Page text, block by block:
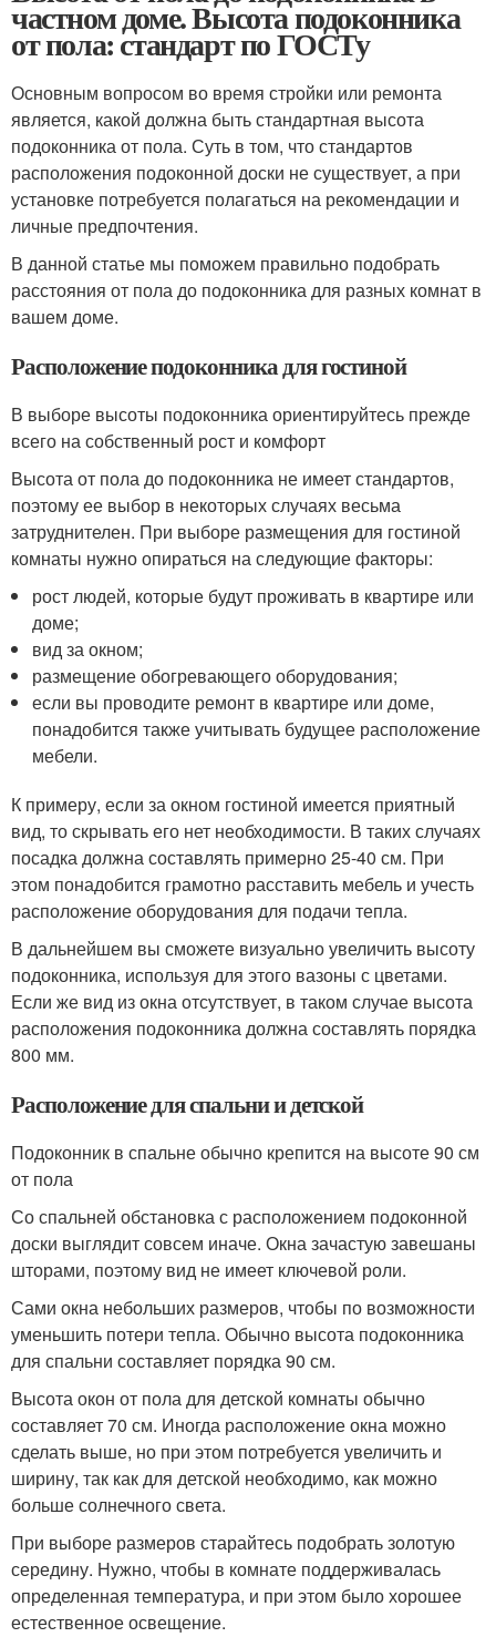
частном доме. Высота подоконника
от пола: стандарт по ГОСТу
Основным вопросом во время стройки или ремонта
является, какой должна быть стандартная высота
подоконника от пола. Суть в том, что стандартов
расположения подоконной доски не существует, а при
установке потребуется полагаться на рекомендации и
личные предпочтения.
В данной статье мы поможем правильно подобрать
расстояния от пола до подоконника для разных комнат в
вашем доме.
Расположение подоконника для гостиной
В выборе высоты подоконника ориентируйтесь прежде
всего на собственный рост и комфорт
Высота от пола до подоконника не имеет стандартов,
поэтому ее выбор в некоторых случаях весьма
затруднителен. При выборе размещения для гостиной
комнаты нужно опираться на следующие факторы:
рост людей, которые будут проживать в квартире или
доме;
вид за окном;
размещение обогревающего оборудования;
если вы проводите ремонт в квартире или доме,
понадобится также учитывать будущее расположение
мебели.
К примеру, если за окном гостиной имеется приятный
вид, то скрывать его нет необходимости. В таких случаях
посадка должна составлять примерно 25-40 см. При
этом понадобится грамотно расставить мебель и учесть
расположение оборудования для подачи тепла.
В дальнейшем вы сможете визуально увеличить высоту
подоконника, используя для этого вазоны с цветами.
Если же вид из окна отсутствует, в таком случае высота
расположения подоконника должна составлять порядка
800 мм.
Расположение для спальни и детской
Подоконник в спальне обычно крепится на высоте 90 см
от пола
Со спальней обстановка с расположением подоконной
доски выглядит совсем иначе. Окна зачастую завешаны
шторами, поэтому вид не имеет ключевой роли.
Сами окна небольших размеров, чтобы по возможности
уменьшить потери тепла. Обычно высота подоконника
для спальни составляет порядка 90 см.
Высота окон от пола для детской комнаты обычно
составляет 70 см. Иногда расположение окна можно
сделать выше, но при этом потребуется увеличить и
ширину, так как для детской необходимо, как можно
больше солнечного света.
При выборе размеров старайтесь подобрать золотую
середину. Нужно, чтобы в комнате поддерживалась
определенная температура, и при этом было хорошее
естественное освещение.